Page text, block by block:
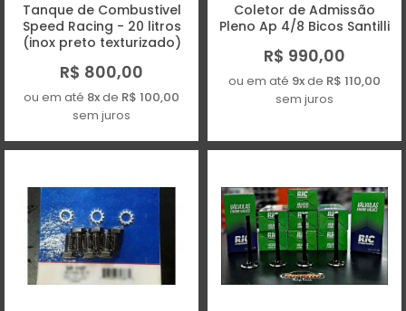
Tanque de Combustivel
Speed Racing - 20 litros
(inox preto texturizado)
R$ 800,00
ou em até 8xde R$ 100,00
sem juros
Coletor de Admissão
Pleno Ap 4/8 Bicos Santilli
R$ 990,00
ou em até 9xde R$ 110,00
sem juros